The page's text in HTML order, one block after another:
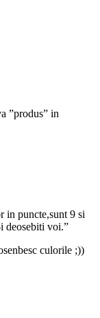
”produs” in
in puncte,sunt 9 si
deosebiti voi.”
culorile ;))